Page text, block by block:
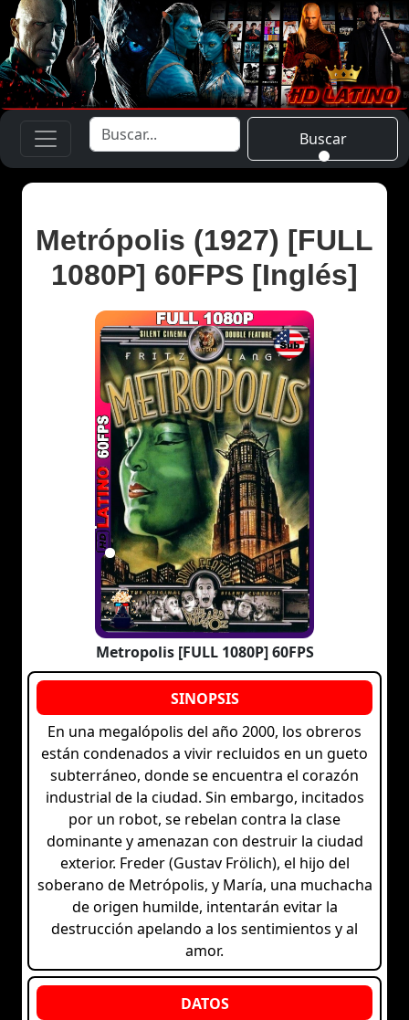
Buscar
Metrópolis (1927) [FULL
1080P] 60FPS [Inglés]
Metropolis [FULL 1080P] 60FPS
En una megalópolis del año 2000, los obreros
están condenados a vivir recluidos en un gueto
subterráneo, donde se encuentra el corazón
industrial de la ciudad. Sin embargo, incitados
por un robot, se rebelan contra la clase
dominante y amenazan con destruir la ciudad
exterior. Freder (Gustav Frölich), el hijo del
soberano de Metrópolis, y María, una muchacha
de origen humilde, intentarán evitar la
destrucción apelando a los sentimientos y al
amor.